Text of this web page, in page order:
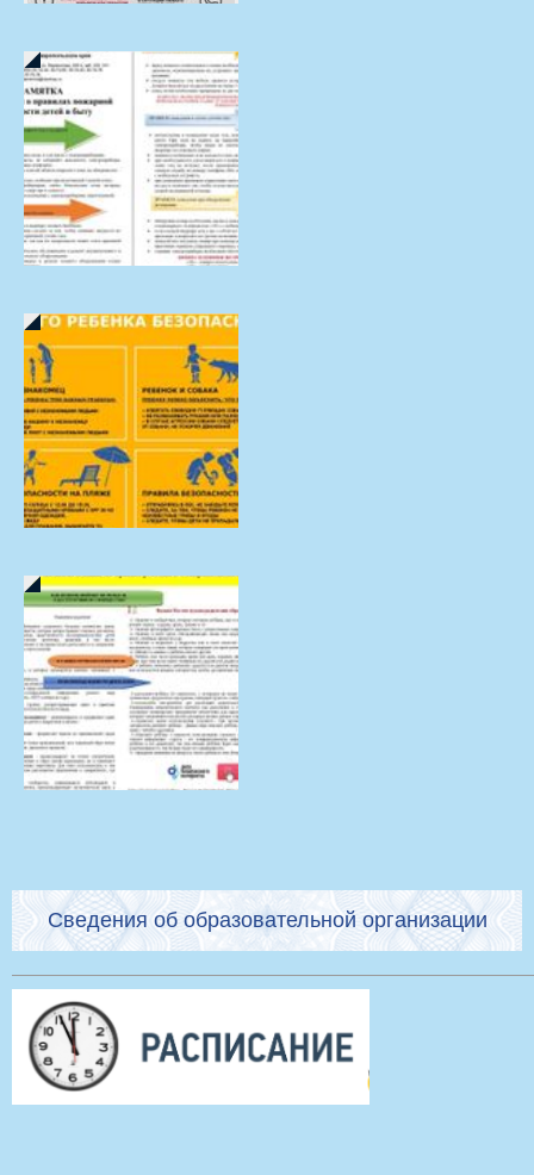
Сведения об образовательной организации